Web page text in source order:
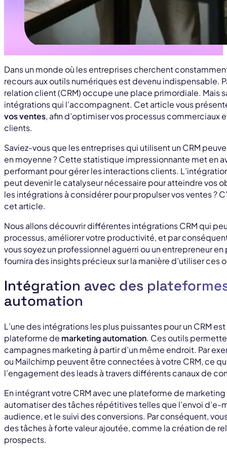
Dans un monde où les entreprises cherchent
recours aux outils numériques est devenu indispensable.
relation client (CRM) occupe une place primordiale. Mais
intégrations qui l’accompagnent. Cet article vous
vos ventes, afin d’optimiser vos processus commerciaux
clients.
Saviez-vous que les entreprises qui utilisent un CRM
en moyenne ? Cette statistique impressionnante met en
performant pour gérer les interactions clients.
peut devenir le catalyseur nécessaire pour atteindre vos
les intégrations à considérer pour propulser vos ventes ?
cet article.
Nous allons découvrir différentes intégrations CRM qui
processus, améliorer votre productivité, et par
vous soyez un professionnel aguerri ou un entrepreneur
fournira des insights précieux sur la manière d’utiliser ces
Intégration avec des
automation
L’une des intégrations les plus puissantes pour un CRM
plateforme de marketing automation. Ces outils
campagnes marketing à partir d’un même endroit. Par
ou Mailchimp peuvent être connectées à votre CRM, ce
l’engagement des leads à travers différents canaux de
En intégrant votre CRM avec une plateforme de
automatiser des tâches répétitives telles que l’envoi
audience, et le suivi des conversions. Par conséquent,
des tâches à forte valeur ajoutée, comme la création de
prospects.